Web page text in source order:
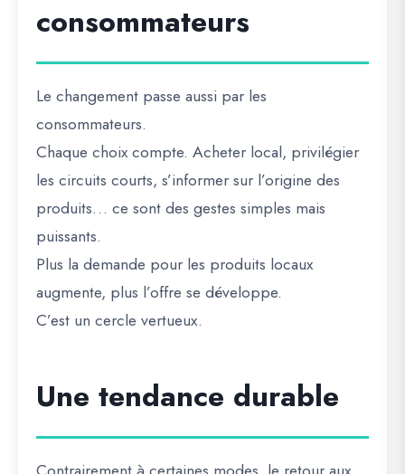
consommateurs
Le changement passe aussi par les
consommateurs.
Chaque choix compte. Acheter local, privilégier
les circuits courts, s’informer sur l’origine des
produits… ce sont des gestes simples mais
puissants.
Plus la demande pour les produits locaux
augmente, plus l’offre se développe.
C’est un cercle vertueux.
Une tendance durable